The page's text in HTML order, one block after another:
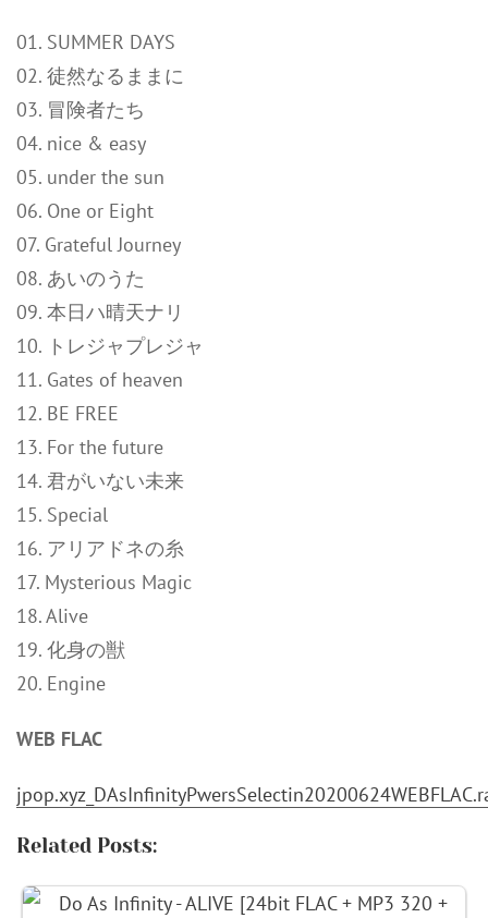
01. SUMMER DAYS
02. 徒然なるままに
03. 冒険者たち
04. nice & easy
05. under the sun
06. One or Eight
07. Grateful Journey
08. あいのうた
09. 本日ハ晴天ナリ
10. トレジャプレジャ
11. Gates of heaven
12. BE FREE
13. For the future
14. 君がいない未来
15. Special
16. アリアドネの糸
17. Mysterious Magic
18. Alive
19. 化身の獣
20. Engine
WEB FLAC
Related Posts: